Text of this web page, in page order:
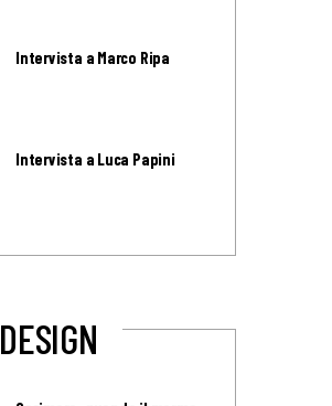
Intervista a Marco Ripa
Intervista a Luca Papini
DESIGN